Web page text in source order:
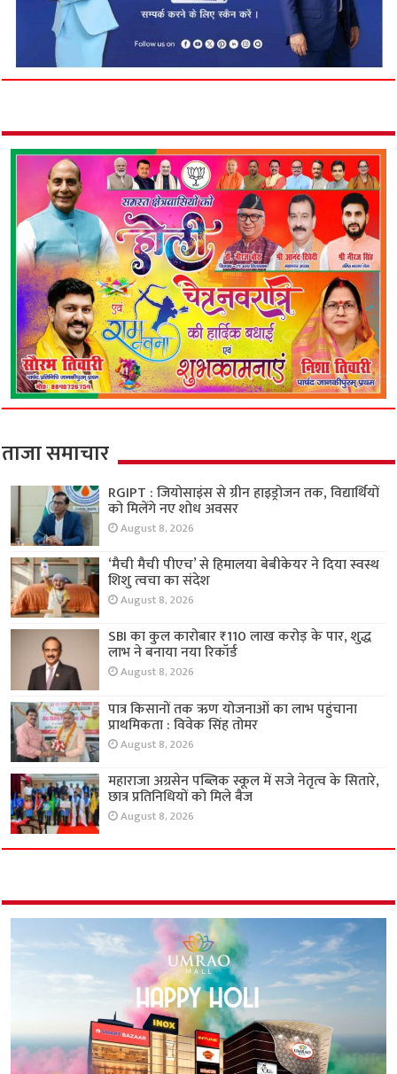
ताजा समाचार
RGIPT : जियोसाइंस से ग्रीन हाइड्रोजन तक, विद्यार्थियों
को मिलेंगे नए शोध अवसर
August 8, 2026
‘मैची मैची पीएच’ से हिमालया बेबीकेयर ने दिया स्वस्थ
शिशु त्वचा का संदेश
August 8, 2026
SBI का कुल कारोबार ₹110 लाख करोड़ के पार, शुद्ध
लाभ ने बनाया नया रिकॉर्ड
August 8, 2026
पात्र किसानों तक ऋण योजनाओं का लाभ पहुंचाना
प्राथमिकता : विवेक सिंह तोमर
August 8, 2026
महाराजा अग्रसेन पब्लिक स्कूल में सजे नेतृत्व के सितारे,
छात्र प्रतिनिधियों को मिले बैज
August 8, 2026